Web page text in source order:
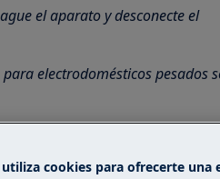
el aparato y desconecte el
electrodomésticos pesados
no profesional pueden tener
utiliza cookies para ofrecerte una